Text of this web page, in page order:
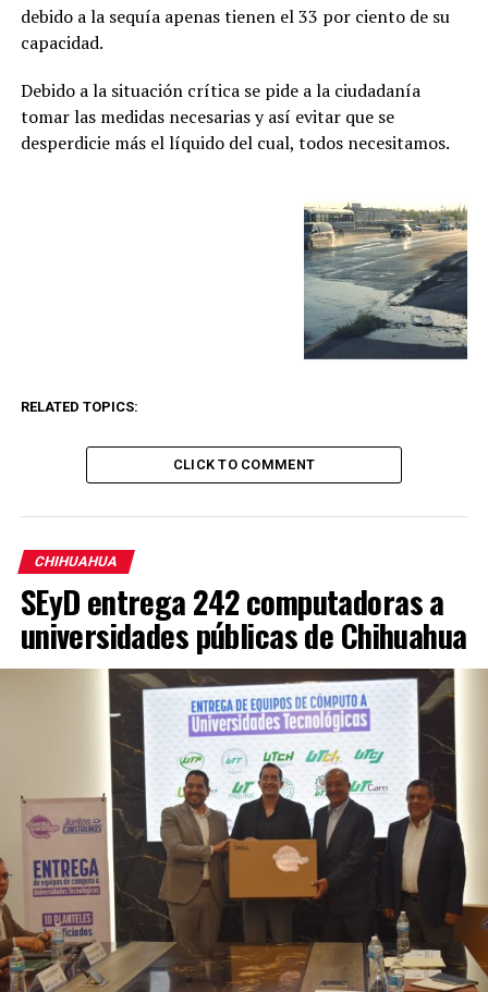
debido a la sequía apenas tienen el 33 por ciento de su
capacidad.
Debido a la situación crítica se pide a la ciudadanía
tomar las medidas necesarias y así evitar que se
desperdicie más el líquido del cual, todos necesitamos.
RELATED TOPICS:
CLICK TO COMMENT
CHIHUAHUA
SEyD entrega 242 computadoras a
universidades públicas de Chihuahua